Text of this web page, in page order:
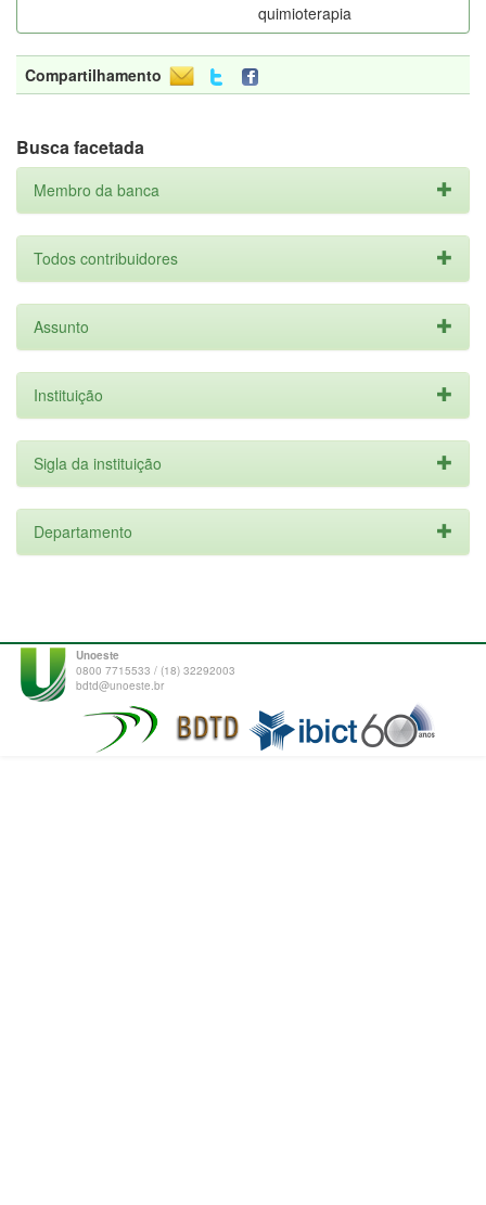
quimioterapia
Compartilhamento
Busca facetada
Membro da banca
Todos contribuidores
Assunto
Instituição
Sigla da instituição
Departamento
Unoeste
0800 7715533 / (18) 32292003
bdtd@unoeste.br